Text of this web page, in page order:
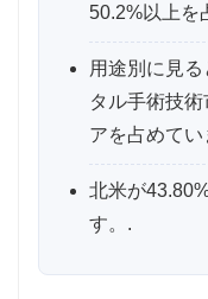
50.2%以上を
用途別に見
タル手術技
アを占めてい
北米が
す。.